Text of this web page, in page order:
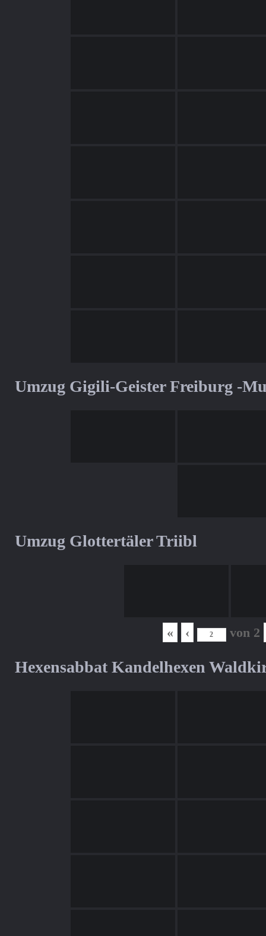
Umzug Gigili-Geister Freiburg -
Umzug Glottertäler Triibl
« ‹ von 2
Hexensabbat Kandelhexen